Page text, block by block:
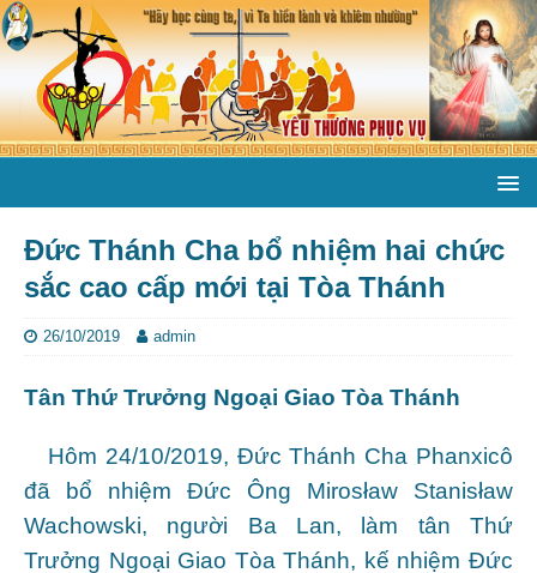
Đức Thánh Cha bổ nhiệm hai chức
sắc cao cấp mới tại Tòa Thánh
26/10/2019 admin
Tân Thứ Trưởng Ngoại Giao Tòa Thánh
Hôm 24/10/2019, Đức Thánh Cha Phanxicô
đã bổ nhiệm Đức Ông Mirosław Stanisław
Wachowski, người Ba Lan, làm tân Thứ
Trưởng Ngoại Giao Tòa Thánh, kế nhiệm Đức